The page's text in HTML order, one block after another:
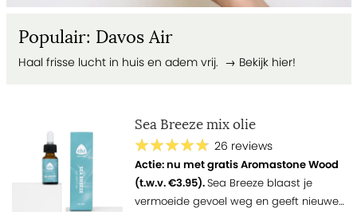
Populair: Davos Air
Haal frisse lucht in huis en adem vrij. → Bekijk hier!
Sea Breeze mix olie
26 reviews
Actie: nu met gratis Aromastone Wood
(t.w.v. €3.95).Sea Breeze blaast je
vermoeide gevoel weg en geeft nieuwe